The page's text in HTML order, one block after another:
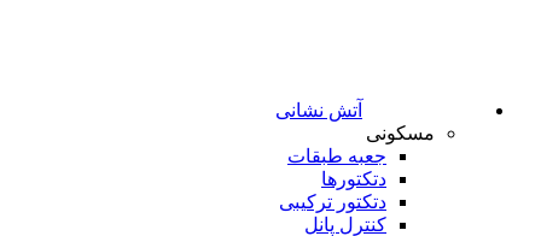
آتش نشانی
مسکونی
جعبه طبقات
دتکتورها
دتکتور ترکیبی
کنترل پانل